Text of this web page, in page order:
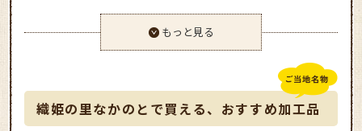
もっと見る
織姫の里なかのとで買える、おすすめ加工品